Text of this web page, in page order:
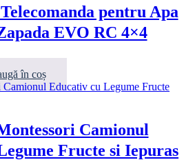
pentru Apa
EVO RC 4×4
în coș
Camionul
Fructe si Iepuras